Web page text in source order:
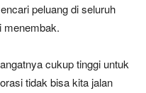
peluang di seluruh
menembak.
cukup tinggi untuk
tidak bisa kita jalan